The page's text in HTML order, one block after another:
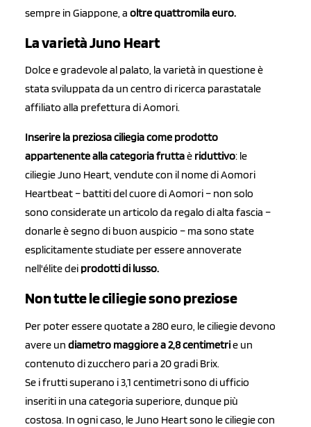
sempre in Giappone, a oltre quattromila euro.
La varietà Juno Heart
Dolce e gradevole al palato, la varietà in questione è
stata sviluppata da un centro di ricerca parastatale
affiliato alla prefettura di Aomori.
Inserire la preziosa ciliegia come prodotto
appartenente alla categoria fruttaè riduttivo: le
ciliegie Juno Heart, vendute con il nome di Aomori
Heartbeat – battiti del cuore di Aomori – non solo
sono considerate un articolo da regalo di alta fascia –
donarle è segno di buon auspicio – ma sono state
esplicitamente studiate per essere annoverate
nell'élite dei prodotti di lusso.
Non tutte le ciliegie sono preziose
Per poter essere quotate a 280 euro, le ciliegie devono
avere un diametro maggiore a 2,8 centimetrie un
contenuto di zucchero pari a 20 gradi Brix.
Se i frutti superano i 3,1 centimetri sono di ufficio
inseriti in una categoria superiore, dunque più
costosa. In ogni caso, le Juno Heart sono le ciliegie con